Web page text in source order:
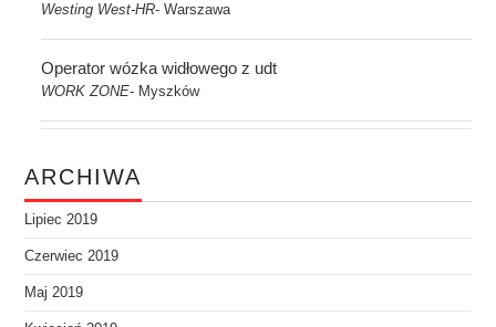
Westing West-HR-Warszawa
Operator wózka widłowego z udt
WORK ZONE- Myszków
ARCHIWA
Lipiec 2019
Czerwiec 2019
Maj 2019